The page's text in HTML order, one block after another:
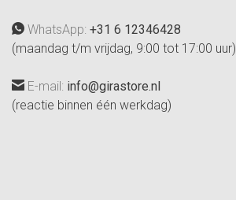
WhatsApp: +31 6 12346428
(maandag t/m vrijdag, 9:00 tot 17:00 uur)
E-mail: info@girastore.nl
(reactie binnen één werkdag)